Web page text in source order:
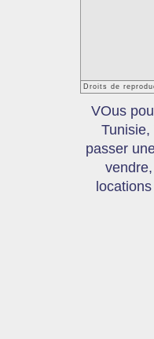
Droits de
VOus
passer